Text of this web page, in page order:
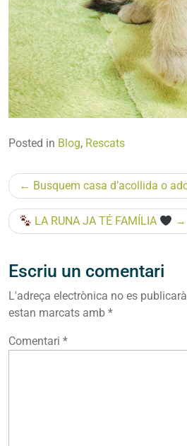
Posted in Blog, Rescats
Navegació
d'entrades
Busquem casa d’acollida o
LA RUNA JA TÉ FAMÍLIA
Escriu un comentari
L'adreça electrònica no es
estan marcats amb *
Comentari *